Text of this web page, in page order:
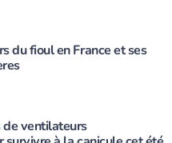
du fioul en France et ses
de ventilateurs